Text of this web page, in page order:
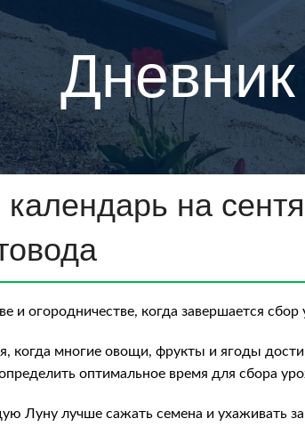
на
огородничестве, когда завершается
когда многие овощи, фрукты и ягоды
оптимальное время для сбора
Луну лучше сажать семена и ухаживать